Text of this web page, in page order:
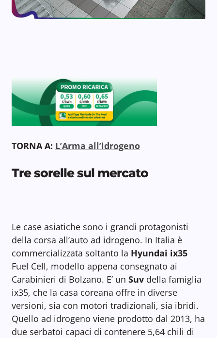
TORNA A: L’Arma all’idrogeno
Tre sorelle sul mercato
Le case asiatiche sono i grandi protagonisti
della corsa all’auto ad idrogeno. In Italia è
commercializzata soltanto la Hyundai ix35
Fuel Cell, modello appena consegnato ai
Carabinieri di Bolzano. E’ un Suv della famiglia
ix35, che la casa coreana offre in diverse
versioni, sia con motori tradizionali, sia ibridi.
Quello ad idrogeno viene prodotto dal 2013, ha
due serbatoi capaci di contenere 5,64 chili di